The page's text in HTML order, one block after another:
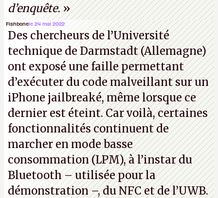
d’enquête.»
Fishbonele 24 mai 2022
Des chercheurs de l’Université
technique de Darmstadt (Allemagne)
ont exposé une faille permettant
d’exécuter du code malveillant sur un
iPhone jailbreaké, même lorsque ce
dernier est éteint. Car voilà, certaines
fonctionnalités continuent de
marcher en mode basse
consommation (LPM), à l’instar du
Bluetooth – utilisée pour la
démonstration –, du NFC et de l’UWB.